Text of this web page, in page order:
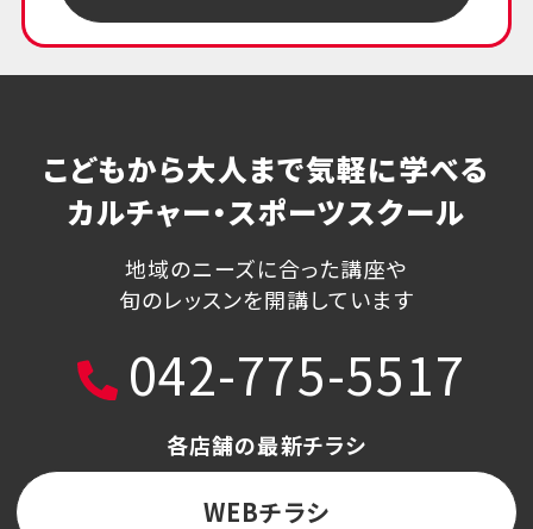
こどもから大人まで気軽に学べる
カルチャー・スポーツスクール
地域のニーズに合った講座や
旬のレッスンを開講しています
042-775-5517
各店舗の最新チラシ
WEBチラシ